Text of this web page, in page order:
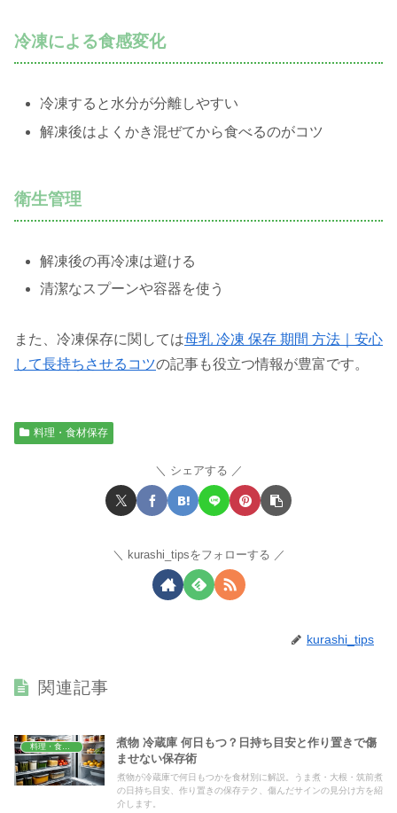
冷凍による食感変化
冷凍すると水分が分離しやすい
解凍後はよくかき混ぜてから食べるのがコツ
衛生管理
解凍後の再冷凍は避ける
清潔なスプーンや容器を使う
また、冷凍保存に関しては母乳 冷凍 保存 期間 方法｜安心
して長持ちさせるコツの記事も役立つ情報が豊富です。
料理・食材保存
シェアする
kurashi_tipsをフォローする
kurashi_tips
関連記事
料理・食材保存
煮物 冷蔵庫 何日もつ？日持ち目安と作り置きで傷
ませない保存術
煮物が冷蔵庫で何日もつかを食材別に解説。うま煮・大根・筑前煮
の日持ち目安、作り置きの保存テク、傷んだサインの見分け方を紹
介します。